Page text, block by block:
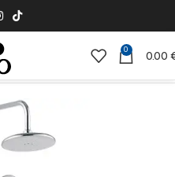
0 0.00